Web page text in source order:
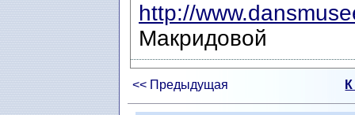
http://
Макридовой
<< Предыдущая